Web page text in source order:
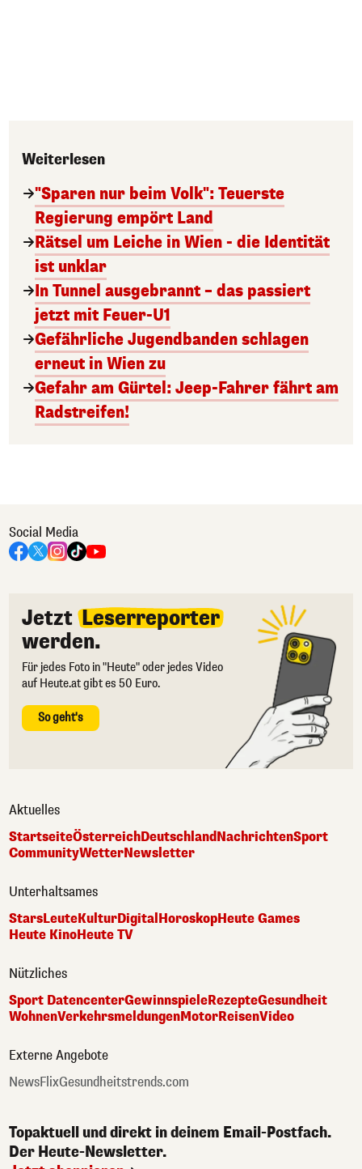
Weiterlesen
"Sparen nur beim Volk": Teuerste
Regierung empört Land
Rätsel um Leiche in Wien - die Identität
ist unklar
In Tunnel ausgebrannt – das passiert
jetzt mit Feuer-U1
Gefährliche Jugendbanden schlagen
erneut in Wien zu
Gefahr am Gürtel: Jeep-Fahrer fährt am
Radstreifen!
Social Media
Jetzt Leserreporter
werden.
Für jedes Foto in "Heute" oder jedes Video
auf Heute.at gibt es 50 Euro.
So geht's
Aktuelles
StartseiteÖsterreichDeutschlandNachrichtenSport
CommunityWetterNewsletter
Unterhaltsames
StarsLeuteKulturDigital HoroskopHeute Games
Heute KinoHeute TV
Nützliches
Sport DatencenterGewinnspieleRezepteGesundheit
WohnenVerkehrsmeldungenMotorReisenVideo
Externe Angebote
NewsFlixGesundheitstrends.com
Topaktuell und direkt in deinem Email-Postfach.
Der Heute-Newsletter.